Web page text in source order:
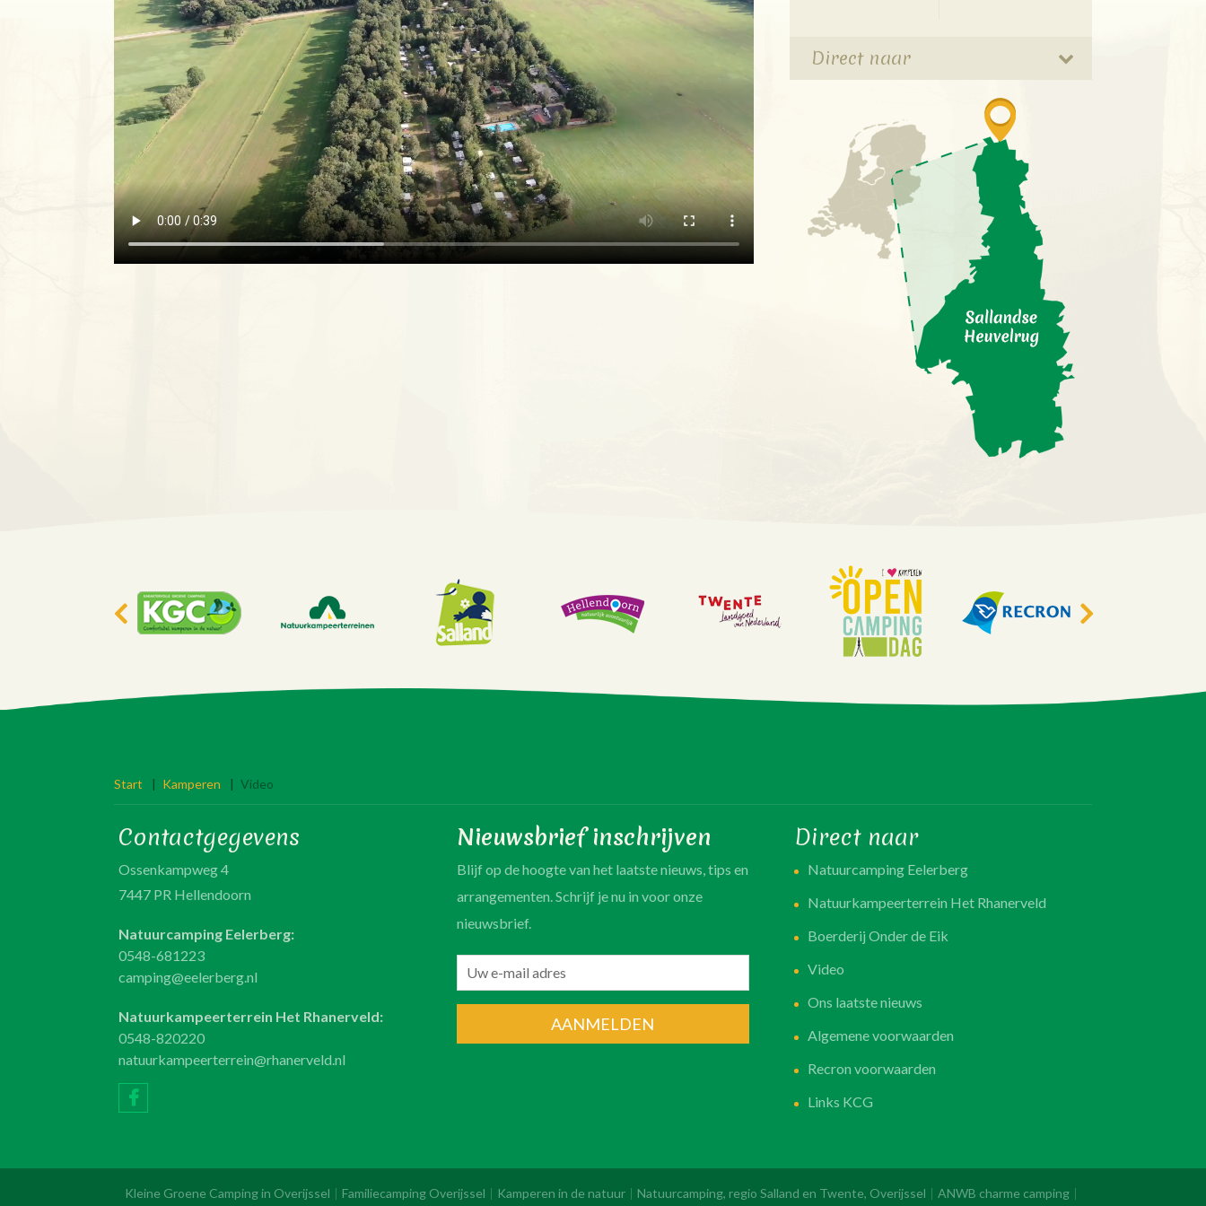
Direct naar
Start | Kamperen | Video
Contactgegevens
Ossenkampweg 4
7447 PR Hellendoorn
Natuurcamping Eelerberg:
0548-681223
camping@eelerberg.nl
Natuurkampeerterrein Het Rhanerveld:
0548-820220
natuurkampeerterrein@rhanerveld.nl
Nieuwsbrief inschrijven
Blijf op de hoogte van het laatste nieuws, tips en
arrangementen. Schrijf je nu in voor onze
nieuwsbrief.
AANMELDEN
Direct naar
Natuurcamping Eelerberg
Natuurkampeerterrein Het Rhanerveld
Boerderij Onder de Eik
Video
Ons laatste nieuws
Algemene voorwaarden
Recron voorwaarden
Links KCG
Kleine Groene Camping in Overijssel Familiecamping Overijssel Kamperen in de natuur Natuurcamping, regio Salland en Twente, Overijssel ANWB charme camping